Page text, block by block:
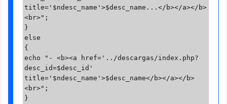
title='$ndesc_name'>$desc_name...</b></a></b>
<br>";
}
else
{
echo "- <b><a href='../descargas/index.php?
desc_id=$desc_id'
title='$ndesc_name'>$desc_name</b></a></b>
<br>";
}